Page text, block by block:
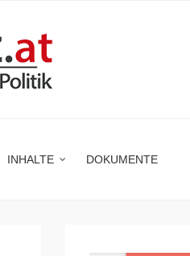
INHALTE DOKUMENTE